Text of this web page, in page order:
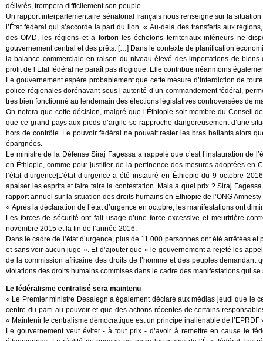
délivrés, trompera difficilement son peuple.
Un rapport interparlementaire sénatorial français nous renseigne sur la
l’État fédéral qui s’accorde la part du lion. « Au-delà des transferts aux
des OMD, les régions et a fortiori les échelons territoriaux inférieurs ne
gouvernement central et des prêts. […] Dans le contexte de planification
la balance commerciale en raison du niveau élevé des importations de
profit de l’Etat fédéral ne paraît pas illogique. Elle contribue néanmoins
Le gouvernement espère probablement que cette mesure d’interdiction de
police régionales dorénavant sous l’autorité d’un commandement fédéral,
très bien fonctionné au lendemain des élections législatives controversées de
On notera que cette décision, malgré que l’Éthiopie soit membre du Conseil
que ce grand pays aux pieds d’argile se rapproche dangereusement d’une
hors de contrôle. Le pouvoir fédéral ne pouvait rester les bras ballants alors
épargnées.
Le ministre de la Défense Siraj Fagessa a rappelé que c’est l’instauration de
en Éthiopie, comme pour justifier de la pertinence des mesures adoptées
l’état d’urgence[L’état d’urgence a été instauré en Éthiopie du 9 octobre
apaiser les esprits et faire taire la contestation. Mais à quel prix ? Siraj
rapport annuel sur la situation des droits humains en Ethiopie de l’ONG
« Après la déclaration de l’état d’urgence en octobre, les manifestations ont
Les forces de sécurité ont fait usage d’une force excessive et meurtrière
novembre 2015 et la fin de l’année 2016.
Dans le cadre de l’état d’urgence, plus de 11 000 personnes ont été arrêtées
et sans voir aucun juge ». Et d’ajouter que « le gouvernement a rejeté les
de la commission africaine des droits de l’homme et des peuples
violations des droits humains commises dans le cadre des manifestations qui
Le fédéralisme centralisé sera maintenu
« Le Premier ministre Desalegn a également déclaré aux médias jeudi que le
centre du parti au pouvoir et que des actions récentes de certains
« Maintenir le centralisme démocratique est un principe inaliénable de
Le gouvernement veut éviter - à tout prix - d’avoir à remettre en cause le